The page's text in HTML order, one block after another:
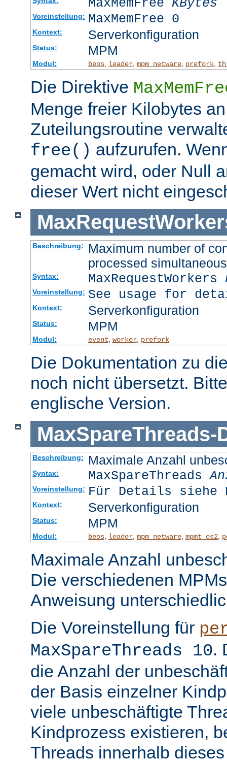
MaxMemFree KBytes
Voreinstellung: MaxMemFree 0
Kontext: Serverkonfiguration
Status: MPM
Modul: beos, leader, mpm_netware, prefork,
Die Direktive
Menge freier Kilobytes
Zuteilungsroutine
free() aufzurufen.
gemacht wird, oder Null
dieser Wert nicht
Beschreibung:
Maximum number of
processed
Syntax: MaxRequestWorkers
Voreinstellung: See usage for
Kontext: Serverkonfiguration
Status: MPM
Modul: event worker, prefork
Die Dokumentation zu
noch nicht übersetzt.
englische Version.
MaxSpareThreads-
Beschreibung: Maximale Anzahl
Syntax: MaxSpareThreads
Voreinstellung: Für Details siehe
Kontext: Serverkonfiguration
Status: MPM
Modul: beos, leader, mpm_netware, mpmt_os2,
Maximale Anzahl
Die verschiedenen
Anweisung
Die Voreinstellung für
MaxSpareThreads 10.
die Anzahl der
der Basis einzelner
viele unbeschäftigte
Kindprozess existieren,
Threads innerhalb